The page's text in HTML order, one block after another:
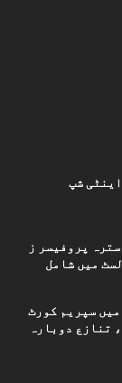
شپ
پروفیسر ز
میں شامل
سپریم کورٹ
تنازع دوبارہ